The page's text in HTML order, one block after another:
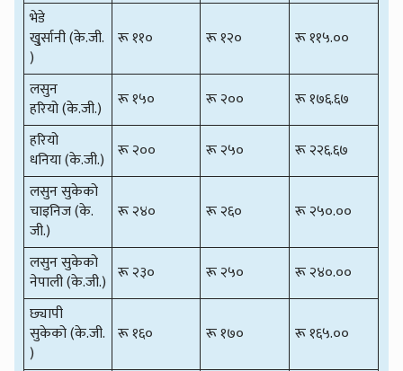
भेडे
खु्र्सानी (के.जी.
)
रू ११० रू १२० रू ११५.००
लसुन
हरियो (के.जी.)
रू १५० रू २००
रू १७६.६७
हरियो
धनिया (के.जी.) रू २०० रू २५०
रू २२६.६७
लसुन सुकेको
चाइनिज (के.
जी.)
रू २४० रू २६० रू २५०.००
लसुन सुकेको
नेपाली (के.जी.) रू २३० रू २५०
रू २४०.००
छ्यापी
सुकेको (के.जी.
)
रू १६० रू १७० रू १६५.००